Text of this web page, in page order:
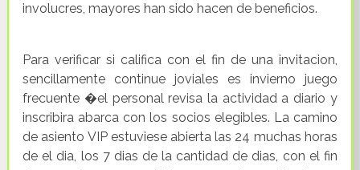
involucres, mayores han sido hacen de beneficios.
Para verificar si califica con el fin de una invitacion,
sencillamente continue joviales es invierno juego
frecuente �el personal revisa la actividad a diario y
inscribira abarca con los socios elegibles. La camino
de asiento VIP estuviese abierta las 24 muchas horas
de el dia, los 7 dias de la cantidad de dias, con el fin